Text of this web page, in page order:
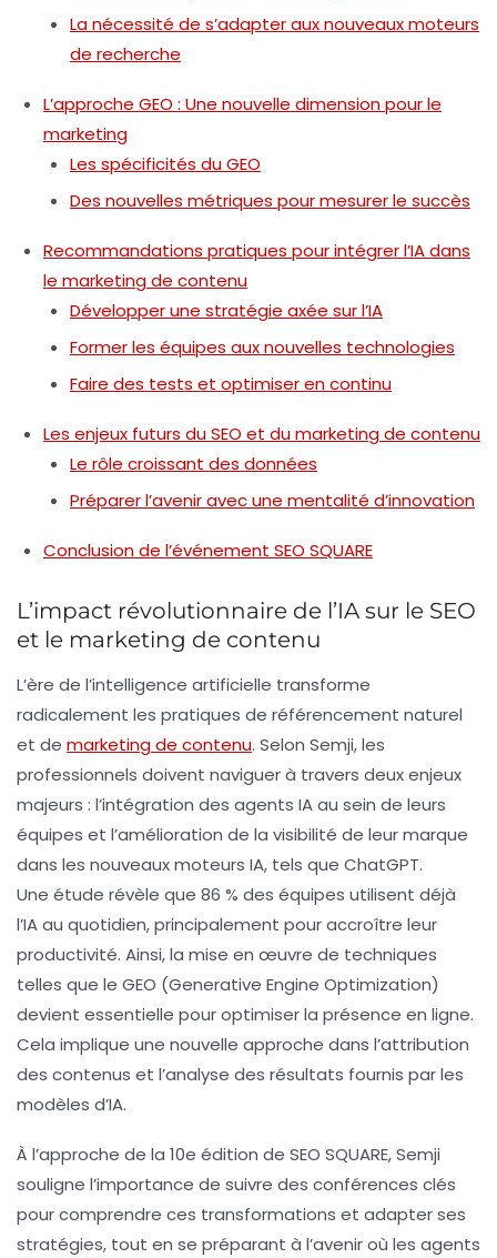
La nécessité de s’adapter aux nouveaux moteurs
de recherche
L’approche GEO : Une nouvelle dimension pour le
marketing
Les spécificités du GEO
Des nouvelles métriques pour mesurer le succès
Recommandations pratiques pour intégrer l’IA dans
le marketing de contenu
Développer une stratégie axée sur l’IA
Former les équipes aux nouvelles technologies
Faire des tests et optimiser en continu
Les enjeux futurs du SEO et du marketing de contenu
Le rôle croissant des données
Préparer l’avenir avec une mentalité d’innovation
Conclusion de l’événement SEO SQUARE
L’impact révolutionnaire de l’IA sur le SEO
et le marketing de contenu
L’ère de l’intelligence artificielle transforme
radicalement les pratiques de référencement naturel
et de marketing de contenu. Selon Semji, les
professionnels doivent naviguer à travers deux enjeux
majeurs : l’intégration des agents IAau sein de leurs
équipes et l’amélioration de la visibilité de leur marque
dans les nouveaux moteurs IA, tels que ChatGPT.
Une étude révèle que 86 % des équipes utilisent déjà
l’IA au quotidien, principalement pour accroître leur
productivité. Ainsi, la mise en œuvre de techniques
telles que le GEO (Generative Engine Optimization)
devient essentielle pour optimiser la présence en ligne.
Cela implique une nouvelle approche dans l’attribution
des contenus et l’analyse des résultats fournis par les
modèles d’IA.
À l’approche de la 10e édition de SEO SQUARE, Semji
souligne l’importance de suivre des conférences clés
pour comprendre ces transformations et adapter ses
stratégies, tout en se préparant à l’avenir où les agents